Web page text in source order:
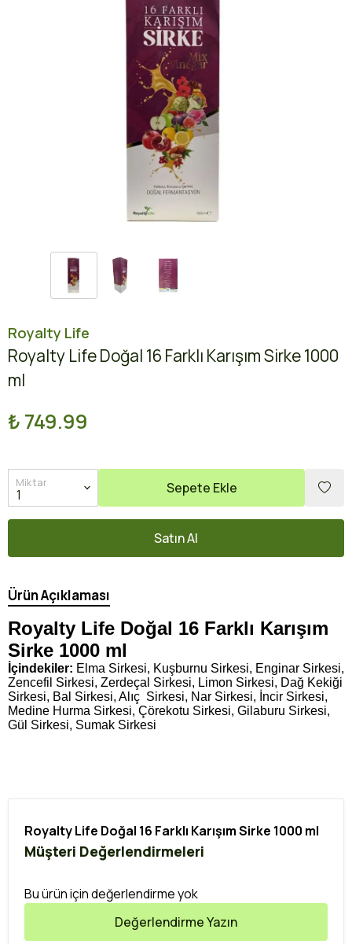
Royalty Life
Royalty Life Doğal 16 Farklı Karışım Sirke 1000
ml
₺ 749.99
Miktar Sepete Ekle
Satın Al
Ürün Açıklaması
Royalty Life Doğal 16 Farklı Karışım
Sirke 1000 ml
İçindekiler: Elma Sirkesi, Kuşburnu Sirkesi, Enginar Sirkesi,
Zencefil Sirkesi, Zerdeçal Sirkesi, Limon Sirkesi, Dağ Kekiği
Sirkesi, Bal Sirkesi, Alıç Sirkesi, Nar Sirkesi, İncir Sirkesi,
Medine Hurma Sirkesi, Çörekotu Sirkesi, Gilaburu Sirkesi,
Gül Sirkesi, Sumak Sirkesi
Royalty Life Doğal 16 Farklı Karışım Sirke 1000 ml
Müşteri Değerlendirmeleri
Bu ürün için değerlendirme yok
Değerlendirme Yazın